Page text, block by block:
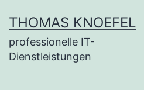
Inhalt
springen
THOMAS KNOEFEL
professionelle IT-
Dienstleistungen